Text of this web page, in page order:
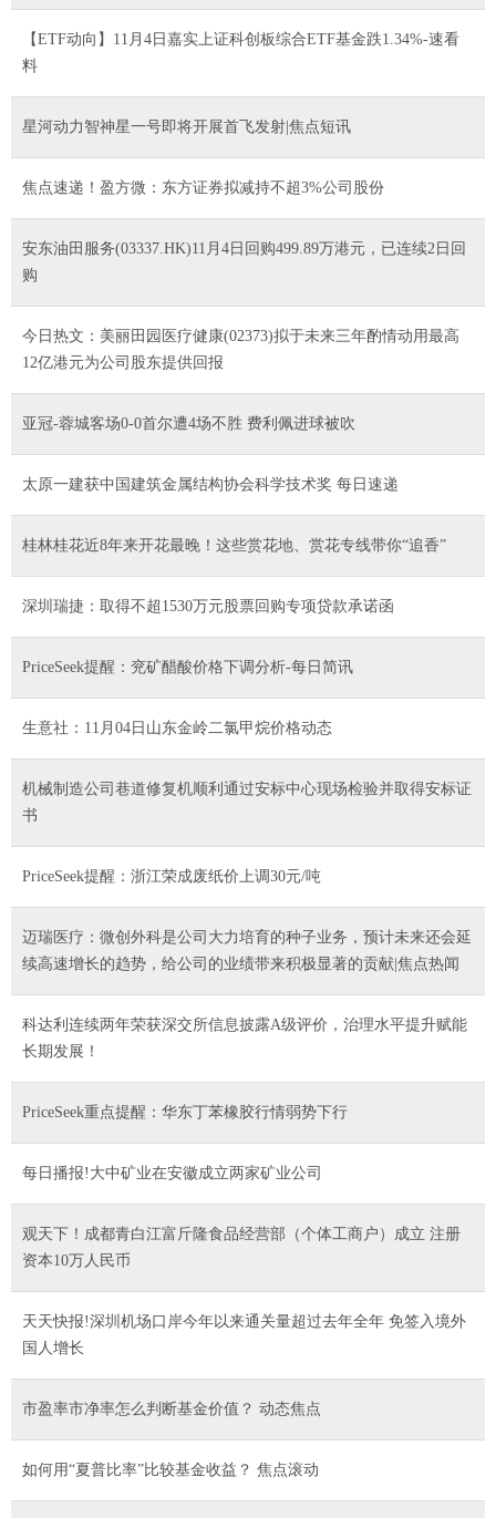
【ETF动向】11月4日嘉实上证科创板综合ETF基金跌1.34%-速看
料
星河动力智神星一号即将开展首飞发射|焦点短讯
焦点速递！盈方微：东方证券拟减持不超3%公司股份
安东油田服务(03337.HK)11月4日回购499.89万港元，已连续2日回
购
今日热文：美丽田园医疗健康(02373)拟于未来三年酌情动用最高
12亿港元为公司股东提供回报
亚冠-蓉城客场0-0首尔遭4场不胜 费利佩进球被吹
太原一建获中国建筑金属结构协会科学技术奖 每日速递
桂林桂花近8年来开花最晚！这些赏花地、赏花专线带你“追香”
深圳瑞捷：取得不超1530万元股票回购专项贷款承诺函
PriceSeek提醒：兖矿醋酸价格下调分析-每日简讯
生意社：11月04日山东金岭二氯甲烷价格动态
机械制造公司巷道修复机顺利通过安标中心现场检验并取得安标证
书
PriceSeek提醒：浙江荣成废纸价上调30元/吨
迈瑞医疗：微创外科是公司大力培育的种子业务，预计未来还会延
续高速增长的趋势，给公司的业绩带来积极显著的贡献|焦点热闻
科达利连续两年荣获深交所信息披露A级评价，治理水平提升赋能
长期发展！
PriceSeek重点提醒：华东丁苯橡胶行情弱势下行
每日播报!大中矿业在安徽成立两家矿业公司
观天下！成都青白江富斤隆食品经营部（个体工商户）成立 注册
资本10万人民币
天天快报!深圳机场口岸今年以来通关量超过去年全年 免签入境外
国人增长
市盈率市净率怎么判断基金价值？ 动态焦点
如何用“夏普比率”比较基金收益？ 焦点滚动